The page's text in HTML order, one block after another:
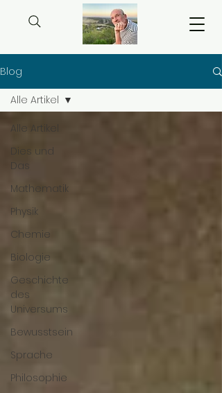
Blog
Alle Artikel
Dies und
Das
Mathematik
Physik
Chemie
Biologie
Geschichte
des
Universums
Bewusstsein
Sprache
Philosophie
Alle Artikel